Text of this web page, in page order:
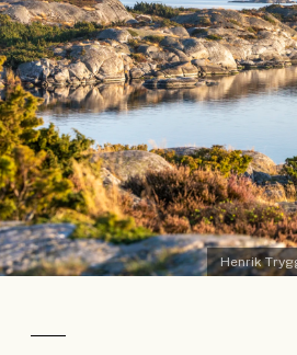
Henrik